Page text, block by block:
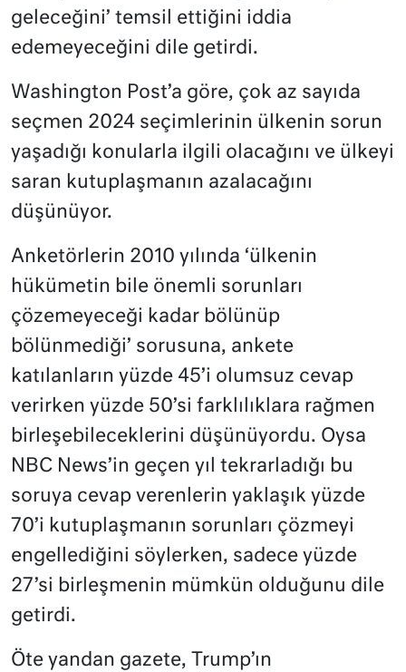
geleceğini’ temsil ettiğini iddia
edemeyeceğini dile getirdi.
Washington Post’a göre, çok az sayıda
seçmen 2024 seçimlerinin ülkenin sorun
yaşadığı konularla ilgili olacağını ve ülkeyi
saran kutuplaşmanın azalacağını
düşünüyor.
Anketörlerin 2010 yılında ‘ülkenin
hükümetin bile önemli sorunları
çözemeyeceği kadar bölünüp
bölünmediği’ sorusuna, ankete
katılanların yüzde 45’i olumsuz cevap
verirken yüzde 50’si farklılıklara rağmen
birleşebileceklerini düşünüyordu. Oysa
NBC News’in geçen yıl tekrarladığı bu
soruya cevap verenlerin yaklaşık yüzde
70’i kutuplaşmanın sorunları çözmeyi
engellediğini söylerken, sadece yüzde
27’si birleşmenin mümkün olduğunu dile
getirdi.
Öte yandan gazete, Trump’ın